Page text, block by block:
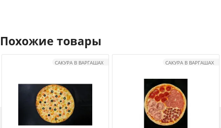
Похожие товары
САКУРА В ВАРГАШАХ САКУРА В ВАРГАШАХ